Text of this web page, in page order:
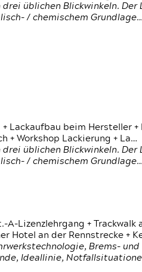
üblichen Blickwinkeln.
/ chemischem Grundlage…
Lackaufbau beim Hersteller
+ Workshop Lackierung + La…
üblichen Blickwinkeln.
/ chemischem Grundlage…
Lizenzlehrgang + Trackwalk
Hotel an der Rennstrecke +
Brems-
Ideallinie,